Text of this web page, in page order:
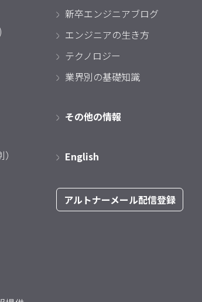
新卒エンジニアブログ
エンジニアの生き方
テクノロジー
業界別の基礎知識
その他の情報
English
アルトナーメール配信登録